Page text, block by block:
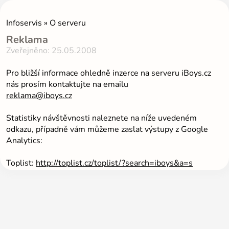
Infoservis » O serveru
Reklama
Zveřejněno: 25.05.2008
Pro bližší informace ohledně inzerce na serveru iBoys.cz
nás prosím kontaktujte na emailu
reklama@iboys.cz
Statistiky návštěvnosti naleznete na níže uvedeném
odkazu, případně vám můžeme zaslat výstupy z Google
Analytics:
Toplist: http://toplist.cz/toplist/?search=iboys&a=s